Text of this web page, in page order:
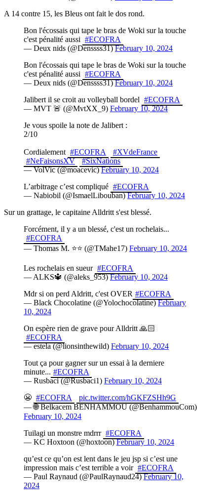
A 14 contre 15, les Bleus ont fait le dos rond.
Bon l'écossais qui tape le bras de Woki sur la touche
c'est pénalité aussi #ECOFRA
— Deux nids (@Denssss31)February 10, 2024
Bon l'écossais qui tape le bras de Woki sur la touche
c'est pénalité aussi #ECOFRA
— Deux nids (@Denssss31)February 10, 2024
Jalibert il se croit au volleyball bordel #ECOFRA
— MVT 🚨 (@MvtXX_9) February 10, 2024
Je vous spoile la note de Jalibert :
2/10
Cordialement #ECOFRA
#XVdeFrance
#NeFaisonsXV
#SixNations
— VolVic (@moacevic)February 10, 2024
L’arbitrage c’est compliqué #ECOFRA
— Nabiobil (@IsmaelLibouban)February 10, 2024
Sur un grattage, le capitaine Alldritt s'est blessé.
Forcément, il y a un blessé, c'est un rochelais...
#ECOFRA
— Thomas M. ⭐⭐ (@TMahe17) February 10, 2024
Les rochelais en sueur #ECOFRA
— ALKS🔱 (@aleks_953)February 10, 2024
Mdr si on perd Aldritt, c'est OVER #ECOFRA
— Black Chocolatine (@Yolochocolatine)February
10, 2024
On espère rien de grave pour Alldritt 🙏🏻
#ECOFRA
— estela (@lionsinthewild) February 10, 2024
Tout ça pour gagner sur un essai à la derniere
minute... #ECOFRA
— Rusbaci (@Rusbaci1) February 10, 2024
😬 #ECOFRA
pic.twitter.com/hGKFZSHh9G
— 🌐 Belkacem BENHAMMOU (@BenhammouCom)
February 10, 2024
Tuilagi un monstre mdrrr #ECOFRA
— KC Hoxtoon (@hoxtoon)February 10, 2024
qu’est ce qu’on est lent dans le jeu jsp si c’est une
impression mais c’est terrible a voir #ECOFRA
— Paul Raynaud (@PaulRaynaud24)February 10,
2024